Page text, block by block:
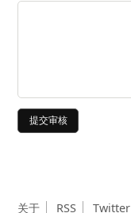
提交审核
关于 RSS Twitter